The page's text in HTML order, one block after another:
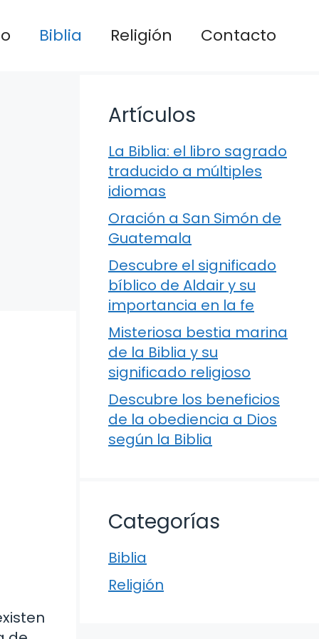
Biblia Religión Contacto
Artículos
La Biblia: el libro sagrado
traducido a múltiples
idiomas
Oración a San Simón de
Guatemala
Descubre el significado
bíblico de Aldair y su
importancia en la fe
Misteriosa bestia marina
de la Biblia y su
significado religioso
Descubre los beneficios
de la obediencia a Dios
según la Biblia
Categorías
Biblia
Religión